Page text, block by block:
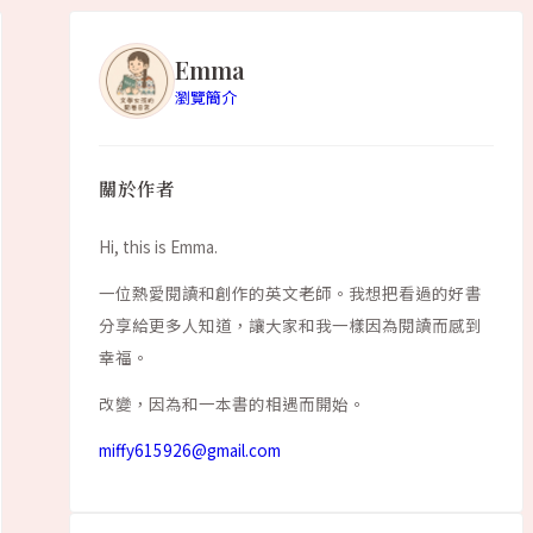
Emma
瀏覽簡介
關於作者
Hi, this is Emma.
一位熱愛閱讀和創作的英文老師。我想把看過的好書
分享給更多人知道，讓大家和我一樣因為閱讀而感到
幸福。
改變，因為和一本書的相遇而開始。
miffy615926@gmail.com